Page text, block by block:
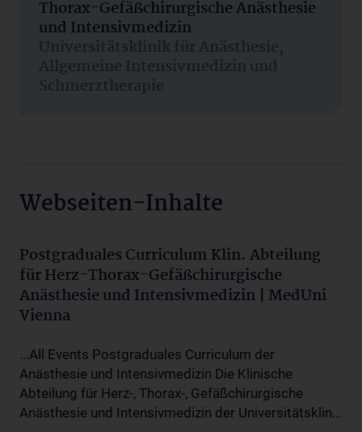
Thorax-Gefäßchirurgische Anästhesie
und Intensivmedizin
Universitätsklinik für Anästhesie,
Allgemeine Intensivmedizin und
Schmerztherapie
Webseiten-Inhalte
Postgraduales Curriculum Klin. Abteilung
für Herz-Thorax-Gefäßchirurgische
Anästhesie und Intensivmedizin | MedUni
Vienna
...All Events Postgraduales Curriculum der
Anästhesie und Intensivmedizin Die Klinische
Abteilung für Herz-, Thorax-, Gefäßchirurgische
Anästhesie und Intensivmedizin der Universitätsklin...